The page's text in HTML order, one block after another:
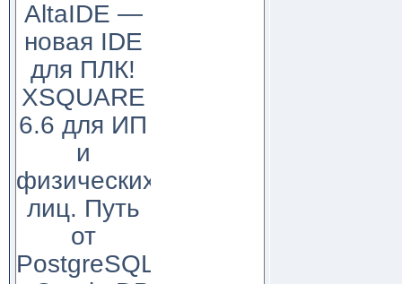
AltaIDE —
новая IDE
для ПЛК!
XSQUARE
6.6 для ИП
и
физических
лиц. Путь
от
PostgreSQL